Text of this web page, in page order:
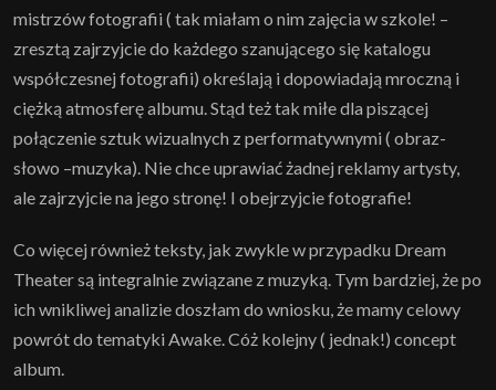
mistrzów fotografii ( tak miałam o nim zajęcia w szkole! –
zresztą zajrzyjcie do każdego szanującego się katalogu
współczesnej fotografii) określają i dopowiadają mroczną i
ciężką atmosferę albumu. Stąd też tak miłe dla piszącej
połączenie sztuk wizualnych z performatywnymi ( obraz-
słowo –muzyka). Nie chce uprawiać żadnej reklamy artysty,
ale zajrzyjcie na jego stronę! I obejrzyjcie fotografie!
Co więcej również teksty, jak zwykle w przypadku Dream
Theater są integralnie związane z muzyką. Tym bardziej, że po
ich wnikliwej analizie doszłam do wniosku, że mamy celowy
powrót do tematyki Awake. Cóż kolejny ( jednak!) concept
album.